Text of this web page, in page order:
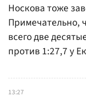
Носкова тоже
Примечательно,
всего две
против 1:27,7 у
13:27